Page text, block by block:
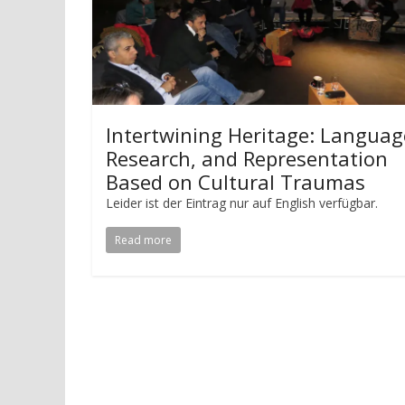
Intertwining Heritage:
Research, and Representation
Based on Cultural Traumas
Leider ist der Eintrag nur auf English verfügbar.
Read more